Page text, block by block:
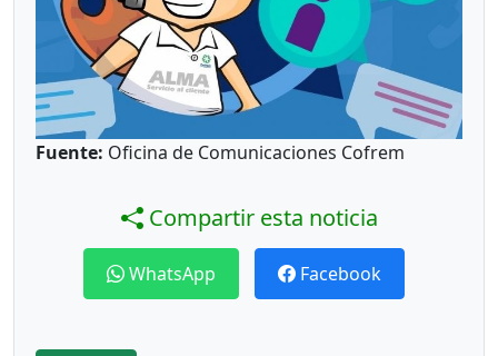
Fuente: Oficina de Comunicaciones Cofrem
Compartir esta noticia
WhatsApp Facebook